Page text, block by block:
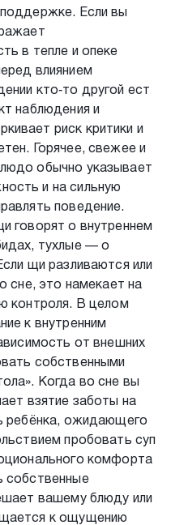
Если вы
в тепле и опеке
влиянием
кто‑то другой ест
наблюдения и
риск критики и
Горячее, свежее и
обычно указывает
и на сильную
поведение.
говорят о внутреннем
тухлые — о
щи разливаются или
сне, это намекает на
контроля. В целом
к внутренним
от внешних
собственными
Когда во сне вы
взятие заботы на
ребёнка, ожидающего
пробовать суп
комфорта
собственные
вашему блюду или
к ощущению